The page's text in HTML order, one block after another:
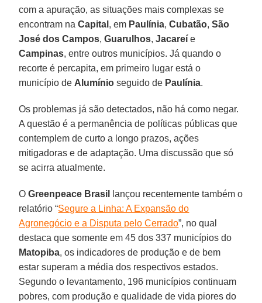
com a apuração, as situações mais complexas se
encontram naCapital , em Paulínia,Cubatão,São
José dos Campos,Guarulhos,Jacareí e
Campinas, entre outros municípios. Já quando o
recorte é percapita, em primeiro lugar está o
município de Alumínio seguido de Paulínia.
Os problemas já são detectados, não há como negar.
A questão é a permanência de políticas públicas que
contemplem de curto a longo prazos, ações
mitigadoras e de adaptação. Uma discussão que só
se acirra atualmente.
OGreenpeace Brasil
lançou recentemente também o
relatório “Segure a Linha: A Expansão do
Agronegócio e a Disputa pelo Cerrado”, no qual
destaca que somente em 45 dos 337 municípios do
Matopiba, os indicadores de produção e de bem
estar superam a média dos respectivos estados.
Segundo o levantamento, 196 municípios continuam
pobres, com produção e qualidade de vida piores do